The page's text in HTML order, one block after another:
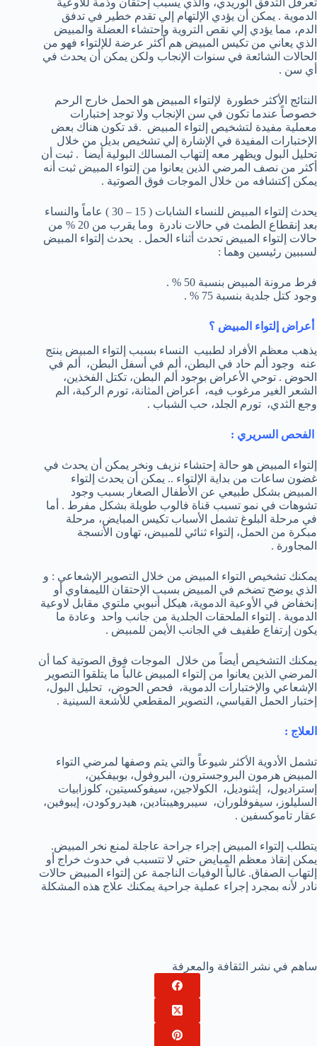
تعرقل التدفق الوريدي، والذي يسبب إحتقان وذمة للأوعية
الدموية . يمكن أن يؤدي الإلتهام إلي تقدم خطير في تدفق
الدم، مما يؤدي إلي نقص التروية وإحتشاء العضلة والمبيض
الذي يعاني من تكيس المبيض هم أكثر عرضة للإلتواء فهو من
الحالات الشائعة في سنوات الإنجاب ولكن يمكن أن يحدث في
أي سن .
النتائج الأكثر خطورة لإلتواء المبيض هو الحمل خارج الرحم
خصوصاً عندما تكون في سن الإنجاب ولا توجد إختبارات
معملية مفيدة لتشخيص إلتواء المبيض .قد تكون هناك بعض
الإختبارات المفيدة في الإشارة إلي تشخيص بديل من خلال
تحليل البول ويظهر معه إلتهاب المسالك البولية أيضاً . ثبت أن
أكثر من نصف المرضي الذين يعانوا من إلتواء المبيض ثبت أنه
يمكن إكتشافه من خلال الموجات فوق الصوتية .
يحدث إلتواء المبيض للنساء الشابات ( 15 – 30 ) عاماً والنساء
بعد إنقطاع الطمث في حالات نادرة وما يقرب من 20 % من
حالات إلتواء المبيض تحدث أثناء الحمل . يحدث إلتواء المبيض
لسببين رئيسين وهما :
فرط مرونة المبيض بنسبة 50 % .
وجود كتل جلدية بنسبة 75 % .
أعراض إلتواء المبيض ؟
يذهب معظم الأفراد لطبيب النساء بسبب إلتواء المبيض ينتج
عنه وجود ألم حاد في البطن، ألم في أسفل البطن، ألم في
الحوض . توحي الأعراض بوجود ألم البطن، تكتل الفخذين،
الشعر الغير مرغوب فيه، أعراض المثانة، تورم الركبة، الم
وجع الثدي، تورم الجلد، حب الشباب .
الفحص السريري :
إلتواء المبيض هو حالة إحتشاء نزيف ونخر يمكن أن يحدث في
غضون ساعات من بداية الإلتواء .. يمكن أن يحدث إلتواء
المبيض بشكل طبيعي عن الأطفال الصغار بسبب وجود
تشوهات في نمو تسبب قناة فالوب طويلة بشكل مفرط . أما
في مرحلة البلوغ تشمل الأسباب تكيس المبايض، مرحلة
مبكرة من الحمل، إلتواء ثنائي للمبيض، تهاون الأنسجة
المجاورة .
يمكنك تشخيص التواء المبيض من خلال التصوير الإشعاعي : و
الذي يوضح تضخم في المبيض بسبب الإحتقان الليمفاوي أو
إنخفاض في الأوعية الدموية، هيكل أنبوبي ملتوي مقابل لاوعية
الدموية . إلتواء الملحقات الجلدية من جانب واحد وعادة ما
يكون إرتفاع طفيف في الجانب الأيمن للمبيض .
يمكنك التشخيص أيضاً من خلال الموجات فوق الصوتية كما أن
المرضي الذين يعانوا من إلتواء المبيض غالباً ما يتلقوا التصوير
الإشعاعي والإختبارات الدموية، فحص الحوض، تحليل البول،
إختبار الحمل القياسي، التصوير المقطعي للأشعة السينية .
العلاج :
تشمل الأدوية الأكثر شيوعاً والتي يتم وصفها لمرضي التواء
المبيض هرمون البروجسترون، البروفول، بوبيفكين،
إستراديول، إيثنوديل، الكولاجين، سيفوكسيتين، كلوزابيات
السليلوز، سيفوفلوران، سيبروهيبتادين، هيدروكودن، إيبوفين،
عقار تاموكسفين .
يتطلب إلتواء المبيض إجراء جراحة عاجلة لمنع نخر المبيض.
يمكن إنقاذ معظم المبايض حتي لا تتسبب في حدوث خراج أو
إلتهاب الصفاق. غالباً الوفيات الناجمة عن إلتواء المبيض حالات
نادر لأنه بمجرد إجراء عملية جراحية يمكنك علاج هذه المشكلة
ساهم في نشر الثقافة والمعرفة